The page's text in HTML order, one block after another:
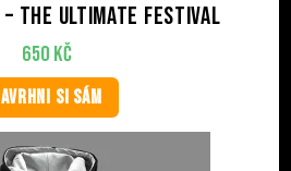
The Ultimate Festival
650 Kč
SI SÁM